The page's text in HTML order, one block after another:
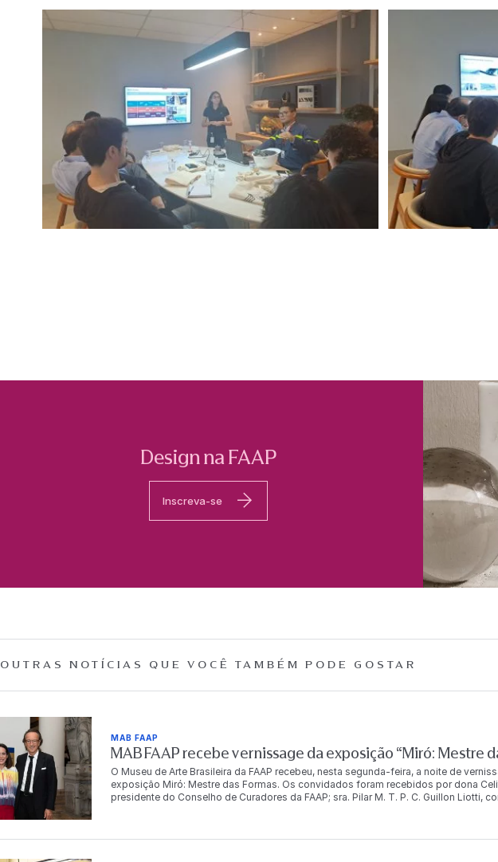
Design na FAAP
Inscreva-se
OUTRAS NOTÍCIAS QUE VOCÊ TAMBÉM PODE GOSTAR
MAB FAAP
MAB FAAP recebe vernissage da exposição “Miró: Mestre
O Museu de Arte Brasileira da FAAP recebeu, nesta segunda-feira, a noite de
exposição Miró: Mestre das Formas. Os convidados foram recebidos por dona
presidente do Conselho de Curadores da FAAP; sra. Pilar M. T. P. C. Guillon Liotti,